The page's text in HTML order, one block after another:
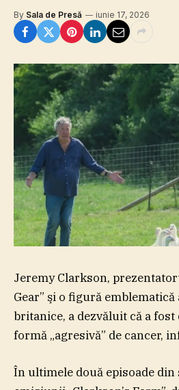
By Sala de Presă iunie 17, 2026
Jeremy Clarkson,
Gear” şi o figură
britanice, a dezvăluit că a
formă „agresivă” de cancer,
În ultimele două episoade din